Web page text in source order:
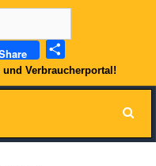
Verbraucherportal!